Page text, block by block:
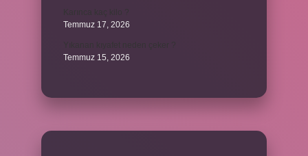
Temmuz 17, 2026
Temmuz 15, 2026